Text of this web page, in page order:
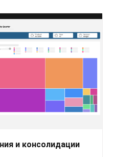
и консолидации